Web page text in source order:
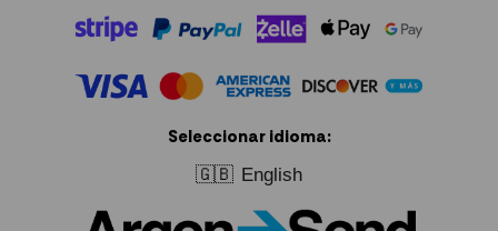
Seleccionar idioma:
🇬🇧 English